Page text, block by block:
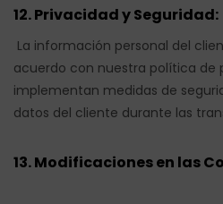
12. Privacidad y Seguridad:
La información personal del
acuerdo con nuestra política de
implementan medidas de
datos del cliente durante las
13. Modificaciones en las